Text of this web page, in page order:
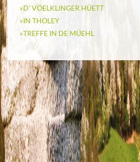
D' VÖELKLINGER HÜETT
IN THOLEY
TREFFE IN DE MÜEHL